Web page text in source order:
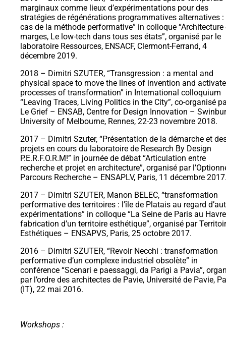
marginaux comme lieux d’expérimentations pour des
stratégies de régénérations programmatives alternatives :
cas de la méthode performative” in colloque “Architecture
marges, Le low-tech dans tous ses états”, organisé par le
laboratoire Ressources, ENSACF, Clermont-Ferrand, 4
décembre 2019.
2018 – Dimitri SZUTER, “Transgression : a mental and
physical space to move the lines of invention and activate
processes of transformation” in International colloquium
“Leaving Traces, Living Politics in the City”, co-organisé
Le Grief – ENSAB, Centre for Design Innovation –
University of Melbourne, Rennes, 22-23 novembre 2018.
2017 – Dimitri Szuter, “Présentation de la démarche et
projets en cours du laboratoire de Research By Design
P.E.R.F.O.R.M!” in journée de débat “Articulation entre
recherche et projet en architecture”, organisé par
Parcours Recherche – ENSAPLV, Paris, 11 décembre
2017 – Dimitri SZUTER, Manon BELEC, “transformation
performative des territoires : l’île de Platais au regard
expérimentations” in colloque “La Seine de Paris au
fabrication d’un territoire esthétique”, organisé par
Esthétiques – ENSAPVS, Paris, 25 octobre 2017.
2016 – Dimitri SZUTER, “Revoir Necchi : transformation
performative d’un complexe industriel obsolète” in
conférence “Scenari e paessaggi, da Parigi a Pavia”,
par l’ordre des architectes de Pavie, Université de Pavie,
(IT), 22 mai 2016.
Workshops :